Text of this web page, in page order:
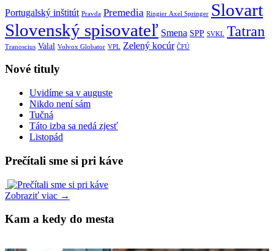
Portugalský inštitút Pravda Premedia Ringier Axel Springer Slovart
Slovenský spisovateľ Smena SPP SVKL Tatran
Tranoscius Valal Volvox Globator VPL Zelený kocúr ČFÚ
Nové tituly
Uvidíme sa v auguste
Nikdo není sám
Tučná
Táto izba sa nedá zjesť
Listopád
Prečítali sme si pri káve
Zobraziť viac →
Kam a kedy do mesta